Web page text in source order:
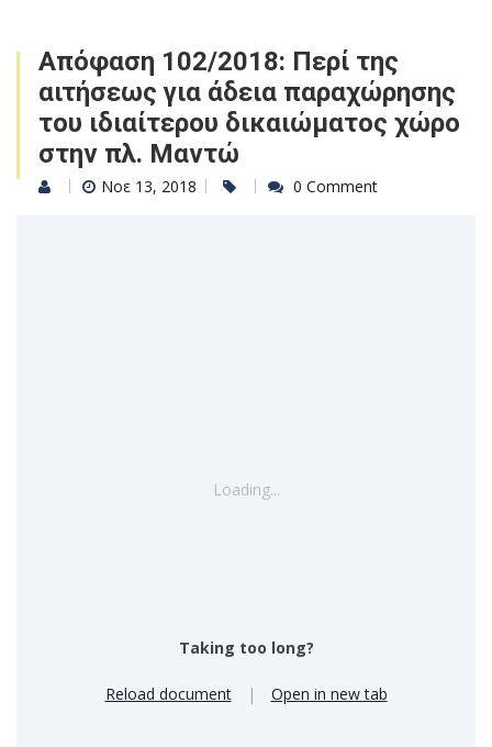
Απόφαση 102/2018: Περί της
αιτήσεως για άδεια παραχώρησης
του ιδιαίτερου δικαιώματος χώρο
στην πλ. Μαντώ
Νοε 13, 2018 0 Comment
Loading...
Taking too long?
Reload document | Open in new tab